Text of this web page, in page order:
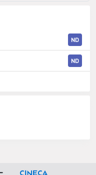
ND
ND
-